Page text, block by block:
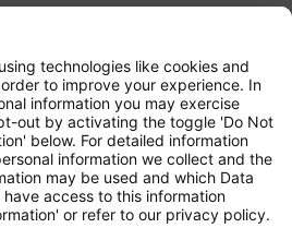
być już nieaktualne. W
dla
do Economy Zero, naszej
opcji taryfy. Mogą zostać
opłaty zabagaż
inne opcjonalne usługi.
Handlowe i